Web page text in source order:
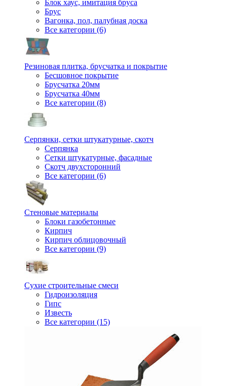
Блок хаус, имитация бруса
Брус
Вагонка, пол, палубная доска
Все категории (6)
Резиновая плитка, брусчатка и покрытие
Бесшовное покрытие
Брусчатка 20мм
Брусчатка 40мм
Все категории (8)
Серпянки, сетки штукатурные, скотч
Серпянка
Сетки штукатурные, фасадные
Скотч двухсторонний
Все категории (6)
Стеновые материалы
Блоки газобетонные
Кирпич
Кирпич облицовочный
Все категории (9)
Сухие строительные смеси
Гидроизоляция
Гипс
Известь
Все категории (15)